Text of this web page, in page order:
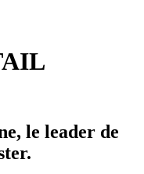
le leader de